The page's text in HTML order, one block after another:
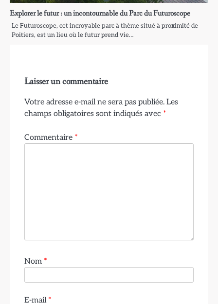
Explorer le futur : un incontournable du Parc du Futuroscope
Le Futuroscope, cet incroyable parc à thème situé à proximité de
Poitiers, est un lieu où le futur prend vie…
Laisser un commentaire
Votre adresse e-mail ne sera pas publiée. Les
champs obligatoires sont indiqués avec *
Commentaire *
Nom *
E-mail *